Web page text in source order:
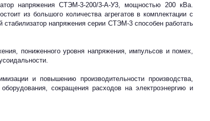
напряжения СТЭМ-3-200/3-А-У3, мощностью 200 кВа.
из большого количества агрегатов в комплектации с
напряжения серии СТЭМ-3 способен работать
пониженного уровня напряжения, импульсов и помех,
и повышению производительности производства,
сокращения расходов на электроэнергию и